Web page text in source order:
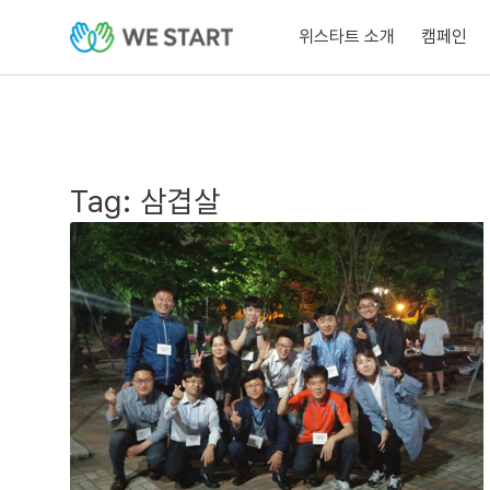
위스타트 소개 캠페인
Tag: 삼겹살